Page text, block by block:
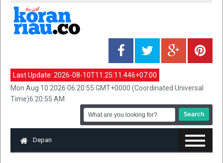
Last Update: 2026-08-10T11:25:11.446+07:00
Mon Aug 10 2026 06:20:55 GMT+0000 (Coordinated Universal
Time)6:20:55 AM
Depan